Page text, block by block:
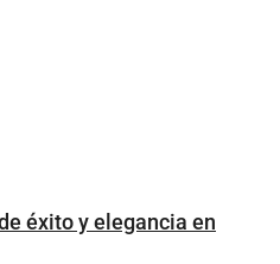
éxito y elegancia en